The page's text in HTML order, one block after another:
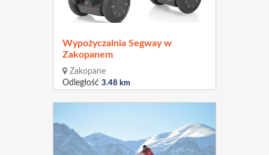
Wypożyczalnia Segway w
Zakopanem
Zakopane
Odległość 3.48 km